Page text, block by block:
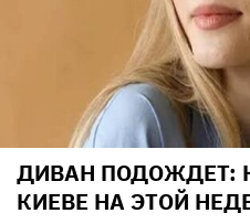
ДИВАН ПОДОЖДЕТ:
КИЕВЕ НА ЭТОЙ